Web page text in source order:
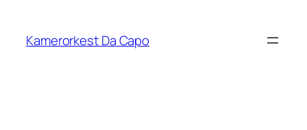
Kamerorkest Da Capo